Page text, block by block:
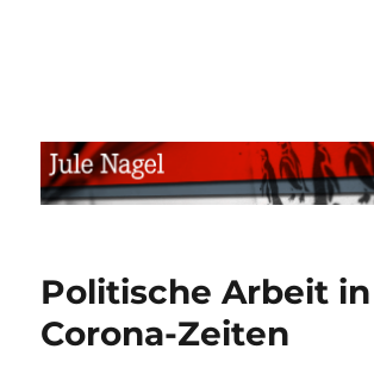
Politische Arbeit in
Corona-Zeiten